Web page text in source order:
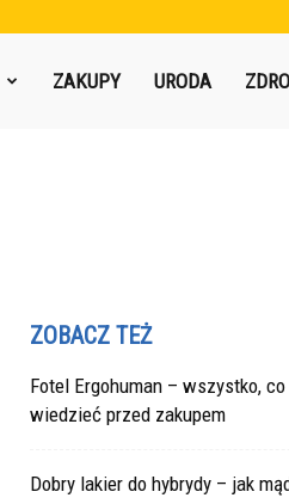
ZAKUPY URODA
ZOBACZ TEŻ
Fotel Ergohuman – wszystko,
wiedzieć przed zakupem
Dobry lakier do hybrydy – jak